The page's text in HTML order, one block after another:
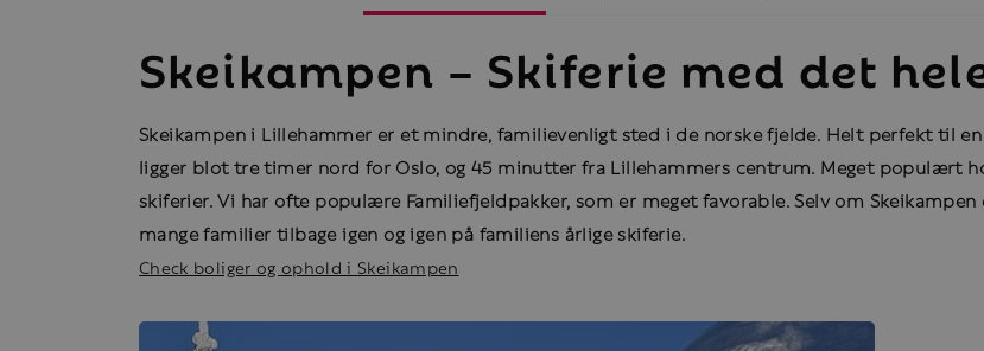
Skeikampen – Skiferie med det
Skeikampen i Lillehammer er et mindre, familievenligt sted i de norske fjelde. Helt perfekt til
ligger blot tre timer nord for Oslo, og 45 minutter fra Lillehammers centrum. Meget populært
skiferier. Vi har ofte populære Familiefjeldpakker, som er meget favorable. Selv om
mange familier tilbage igen og igen på familiens årlige skiferie.
Check boliger og ophold i Skeikampen